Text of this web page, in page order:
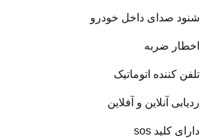
شنود صدای داخل خودرو
اخطار ضربه
تلفن کننده اتوماتیک
ردیابی آنلاین و آفلاین
دارای کلید sos